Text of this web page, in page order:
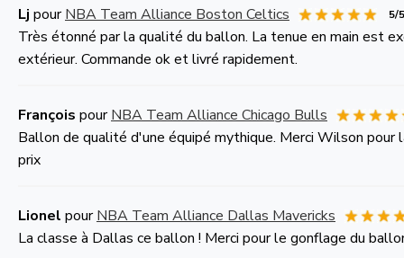
Lj pourNBA Team Alliance Boston Celtics 5/5
Très étonné par la qualité du ballon. La tenue en main est
extérieur. Commande ok et livré rapidement.
François pourNBA Team Alliance Chicago Bulls
Ballon de qualité d'une équipé mythique. Merci Wilson
prix
Lionel pourNBA Team Alliance Dallas Mavericks
La classe à Dallas ce ballon ! Merci pour le gonflage du